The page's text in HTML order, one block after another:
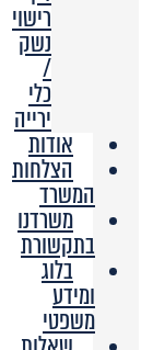
רישוי
נשק
/
כלי
ירייה
אודות
הצלחות
המשרד
משרדנו
בתקשורת
בלוג
ומידע
משפטי